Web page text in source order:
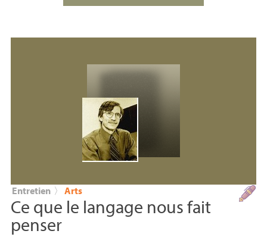
Entretien 〉 Arts
Ce que le langage nous fait
penser